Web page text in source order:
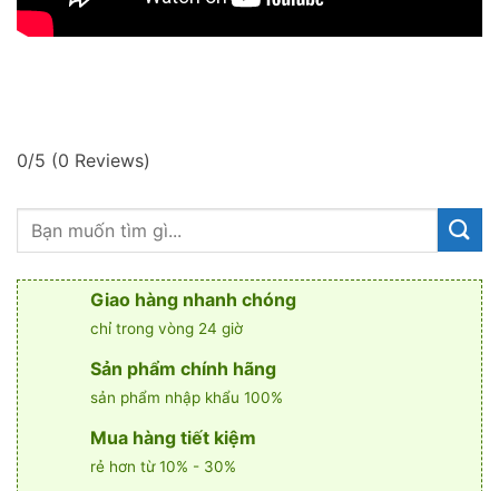
0/5 (0 Reviews)
Giao hàng nhanh chóng
chỉ trong vòng 24 giờ
Sản phẩm chính hãng
sản phẩm nhập khẩu 100%
Mua hàng tiết kiệm
rẻ hơn từ 10% - 30%